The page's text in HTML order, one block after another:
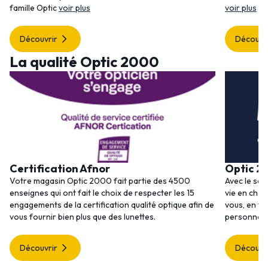
famille Opticvoir plus
Découvrir
voir plus
La qualité Optic 2000
Certification Afnor
Votre magasin Optic 2000 fait partie des 4500
enseignes qui ont fait le choix de respecter les 15
engagements de la certification qualité optique afin de
vous fournir bien plus que des lunettes.
Découvrir
Optic
Avec le
vie en
vous, en